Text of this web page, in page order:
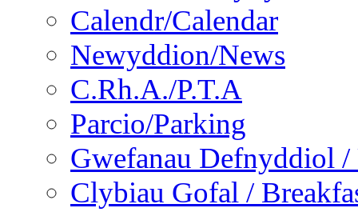
Calendr/Calendar
Newyddion/News
C.Rh.A./P.T.A
Parcio/Parking
Gwefanau Defnyddiol /
Clybiau Gofal /